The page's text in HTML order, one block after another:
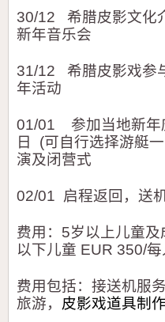
30/12 希腊皮影文化
新年音乐会
31/12 希腊皮影戏参
年活动
01/01 参加当地新
日
(可自行选择游艇
演及闭营式
02/01 启程返回，送
费用： 5岁以上儿童及
以下儿童 EUR 350/每
费用包括：接送机服
旅游， 皮影戏道具制